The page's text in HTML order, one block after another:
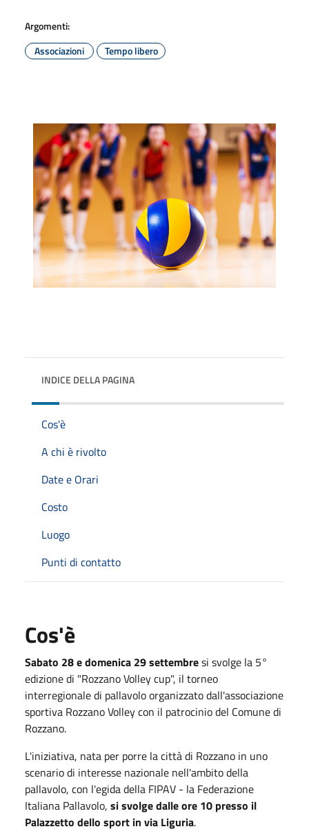
Argomenti:
Associazioni
Tempo libero
INDICE DELLA PAGINA
Cos'è
A chi è rivolto
Date e Orari
Costo
Luogo
Punti di contatto
Cos'è
Sabato 28 e domenica 29 settembresi svolge la 5°
edizione di "Rozzano Volley cup", il torneo
interregionale di pallavolo organizzato dall'associazione
sportiva Rozzano Volley con il patrocinio del Comune di
Rozzano.
L'iniziativa, nata per porre la città di Rozzano in uno
scenario di interesse nazionale nell'ambito della
pallavolo, con l'egida della FIPAV - la Federazione
Italiana Pallavolo, si svolge dalle ore 10 presso il
Palazzetto dello sport in via Liguria.